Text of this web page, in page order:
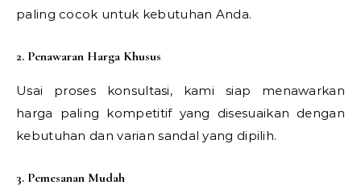
paling cocok untuk kebutuhan Anda.
2. Penawaran Harga Khusus
Usai proses konsultasi, kami siap menawarkan
harga paling kompetitif yang disesuaikan dengan
kebutuhan dan varian sandal yang dipilih.
3. Pemesanan Mudah